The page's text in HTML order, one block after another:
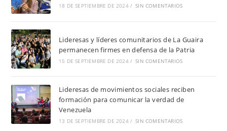
18 DE SEPTIEMBRE DE 2024 / SIN COMENTARIOS
Lideresas y líderes comunitarios de La Guaira
permanecen firmes en defensa de la Patria
15 DE SEPTIEMBRE DE 2024 / SIN COMENTARIOS
Lideresas de movimientos sociales reciben
formación para comunicar la verdad de
Venezuela
13 DE SEPTIEMBRE DE 2024 / SIN COMENTARIOS